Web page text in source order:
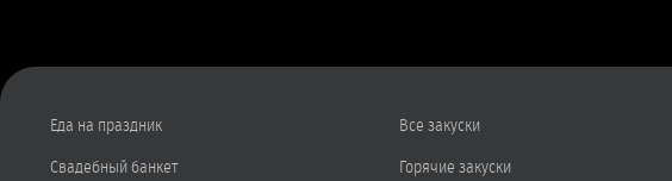
Еда на праздник
Свадебный банкет
Все закуски
Горячие закуски